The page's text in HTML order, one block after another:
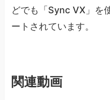
どでも「Sync VX」を
ートされています。
関連動画